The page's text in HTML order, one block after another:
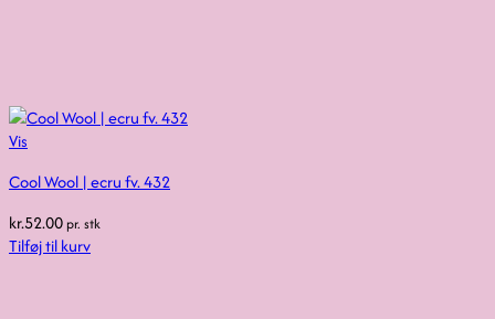
Vis
Cool Wool | ecru fv. 432
kr.52.00pr. stk
Tilføj til kurv